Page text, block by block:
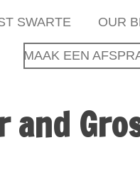
SWARTE OUR
MAAK EEN
and